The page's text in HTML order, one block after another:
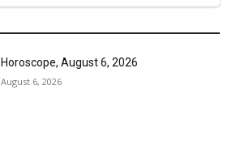
Horoscope, August 6, 2026
August 6, 2026